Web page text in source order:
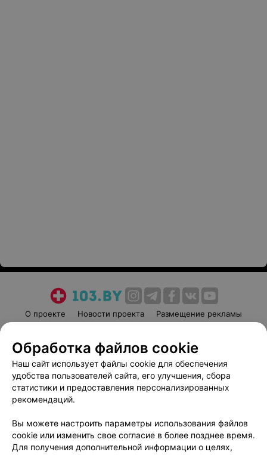
О проекте Новости проекта
Размещение рекламы
Пользовательское соглашение
Способы оплаты
Вакансии
Партнеры
Написать руководителю 103.by
Обработка персональных данных
Обработка файлов cookie
Наш сайт использует файлы cookie для обеспечения
удобства пользователей сайта, его улучшения, сбора
статистики и предоставления персонализированных
рекомендаций.
Вы можете настроить параметры использования файлов
cookie или изменить свое согласие в более позднее время.
Для получения дополнительной информации о целях,